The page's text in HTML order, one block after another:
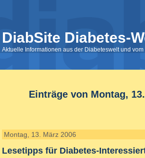
DiabSite Diabetes-
Aktuelle Informationen aus der Diabeteswelt und
Einträge von Montag,
Montag, 13. März 2006
Lesetipps für Diabetes-